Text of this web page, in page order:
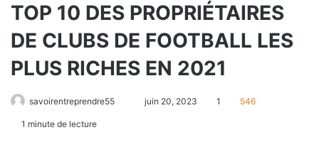
TOP 10 DES PROPRIÉTAIRES
DE CLUBS DE FOOTBALL LES
PLUS RICHES EN 2021
savoirentreprendre55 juin 20, 2023 1 546
1 minute de lecture